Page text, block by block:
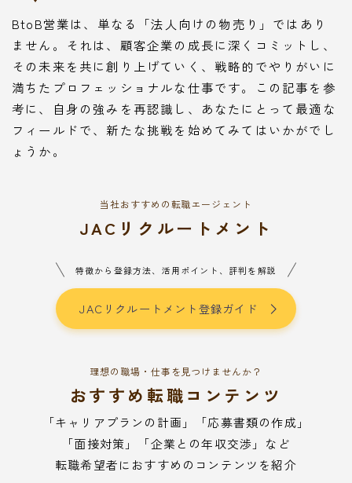
BtoB営業は、単なる「法人向けの物売り」ではあり
ません。それは、顧客企業の成長に深くコミットし、
その未来を共に創り上げていく、戦略的でやりがいに
満ちたプロフェッショナルな仕事です。この記事を参
考に、自身の強みを再認識し、あなたにとって最適な
フィールドで、新たな挑戦を始めてみてはいかがでし
ょうか。
当社おすすめの転職エージェント
JACリクルートメント
特徴から登録方法、活用ポイント、評判を解説
JACリクルートメント登録ガイド
理想の職場・仕事を見つけませんか？
おすすめ転職コンテンツ
「キャリアプランの計画」「応募書類の作成」
「面接対策」「企業との年収交渉」など
転職希望者におすすめのコンテンツを紹介